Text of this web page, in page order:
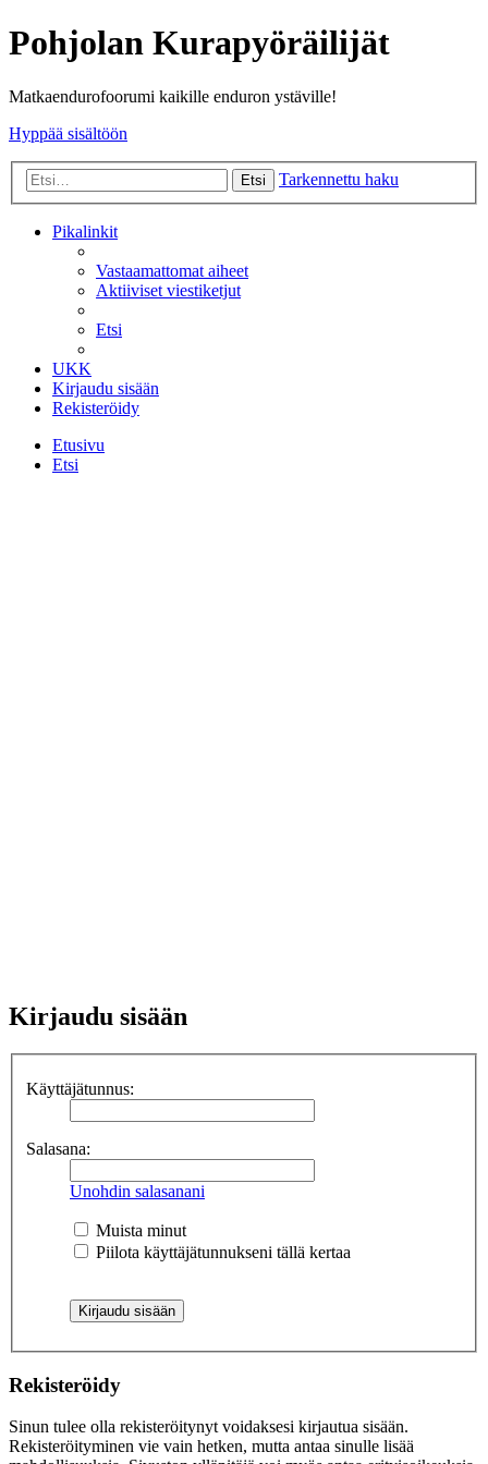
Pohjolan Kurapyöräilijät
Matkaendurofoorumi kaikille enduron ystäville!
Hyppää sisältöön
Etsi Tarkennettu haku
Pikalinkit
Vastaamattomat aiheet
Aktiiviset viestiketjut
Etsi
UKK
Kirjaudu sisään
Rekisteröidy
Etusivu
Etsi
Kirjaudu sisään
Käyttäjätunnus:
Salasana:
Unohdin salasanani
Muista minut
Piilota käyttäjätunnukseni tällä kertaa
Rekisteröidy
Sinun tulee olla rekisteröitynyt voidaksesi kirjautua sisään.
Rekisteröityminen vie vain hetken, mutta antaa sinulle lisää